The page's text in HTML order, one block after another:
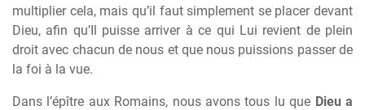
multiplier cela, mais qu’il faut simplement se placer devant
Dieu, afin qu’Il puisse arriver à ce qui Lui revient de plein
droit avec chacun de nous et que nous puissions passer de
la foi à la vue.
Dans l’épître aux Romains, nous avons tous lu que Dieu a